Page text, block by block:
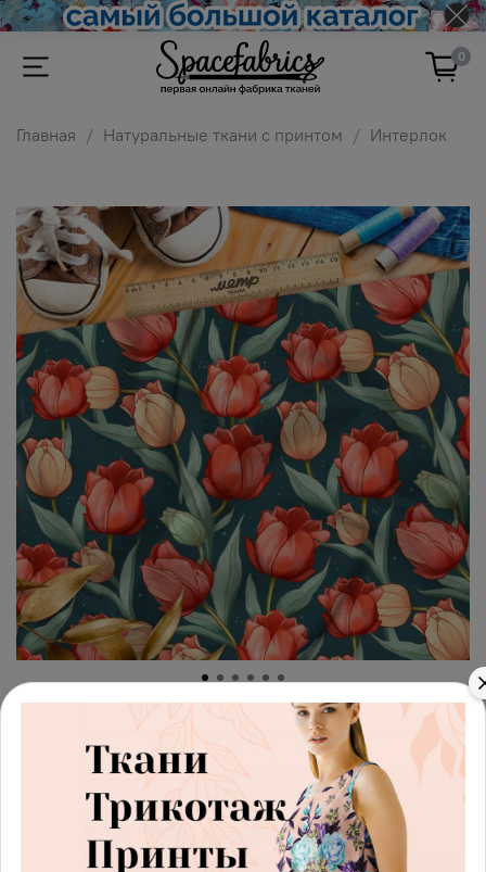
0
Главная Натуральные ткани с принтом Интерлок
(0) арт.42871804_interlok
Ткань премиум интерлок
сумеречные тюльпаны
Получить доступ к оптовым ценам
900.00 руб